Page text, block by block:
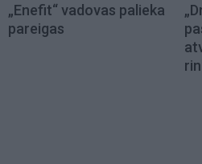
„Enefit“ vadovas palieka
pareigas